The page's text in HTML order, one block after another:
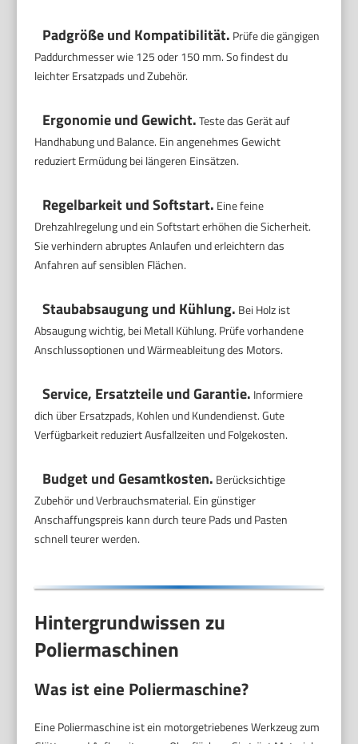
Padgröße und Kompatibilität. Prüfe die gängigen
Paddurchmesser wie 125 oder 150 mm. So findest du
leichter Ersatzpads und Zubehör.
Ergonomie und Gewicht.Teste das Gerät auf
Handhabung und Balance. Ein angenehmes Gewicht
reduziert Ermüdung bei längeren Einsätzen.
Regelbarkeit und Softstart. Eine feine
Drehzahlregelung und ein Softstart erhöhen die Sicherheit.
Sie verhindern abruptes Anlaufen und erleichtern das
Anfahren auf sensiblen Flächen.
Staubabsaugung und Kühlung. Bei Holz ist
Absaugung wichtig, bei Metall Kühlung. Prüfe vorhandene
Anschlussoptionen und Wärmeableitung des Motors.
Service, Ersatzteile und Garantie. Informiere
dich über Ersatzpads, Kohlen und Kundendienst. Gute
Verfügbarkeit reduziert Ausfallzeiten und Folgekosten.
Budget und Gesamtkosten. Berücksichtige
Zubehör und Verbrauchsmaterial. Ein günstiger
Anschaffungspreis kann durch teure Pads und Pasten
schnell teurer werden.
Hintergrundwissen zu
Poliermaschinen
Was ist eine Poliermaschine?
Eine Poliermaschine ist ein motorgetriebenes Werkzeug zum